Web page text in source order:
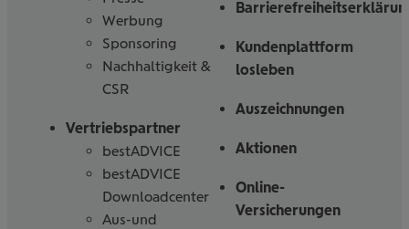
Werbung
Sponsoring
Nachhaltigkeit &
CSR
Vertriebspartner
bestADVICE
bestADVICE
Downloadcenter
Aus-und
Kundenplattform
losleben
Auszeichnungen
Aktionen
Online-
Versicherungen